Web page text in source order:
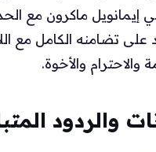
إيمانويل ماكرون مع
على تضامنه الكامل
والاحترام والأخوة.
والردود